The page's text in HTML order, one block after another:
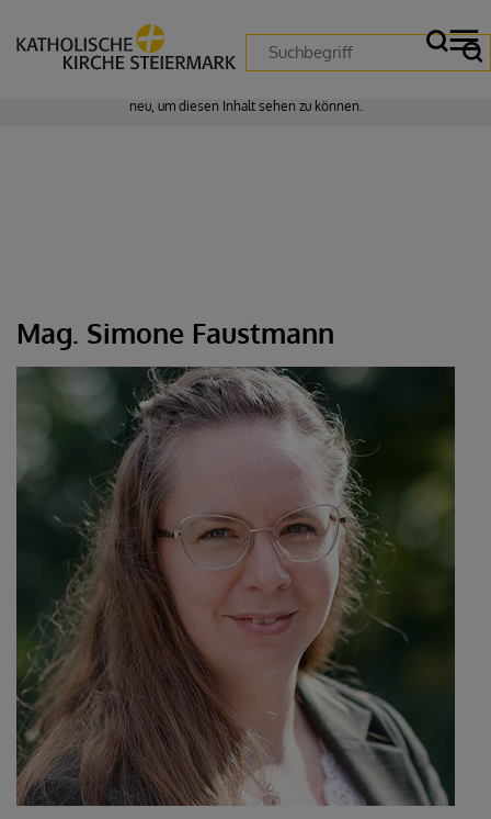
Zustimmung erforderlich!
neu, um diesen Inhalt sehen zu können.
Mag. Simone Faustmann